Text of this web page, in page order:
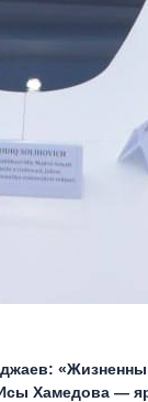
Хамедова —